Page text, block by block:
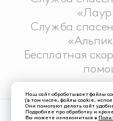
Служба
Бесплатная
Наш сайт обрабатывает файлы
(в том числе, файлы cookie,
Они помогают делать сайт
Подробнее про обработку и
Вы можете ознакомиться в